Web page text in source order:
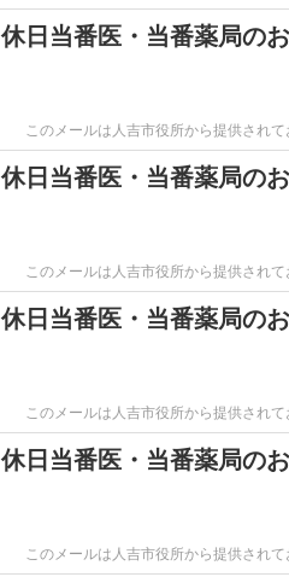
休日当番医・当番薬局の
このメールは人吉市役所から提供され
休日当番医・当番薬局の
このメールは人吉市役所から提供され
休日当番医・当番薬局の
このメールは人吉市役所から提供され
休日当番医・当番薬局の
このメールは人吉市役所から提供され